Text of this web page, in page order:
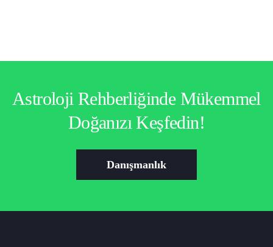
Astroloji Rehberliğinde Mükemmel
Doğanızı Keşfedin!
Danışmanlık